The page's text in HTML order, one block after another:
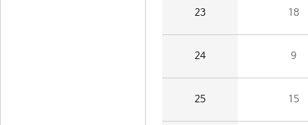
23 18
24 9
25 15